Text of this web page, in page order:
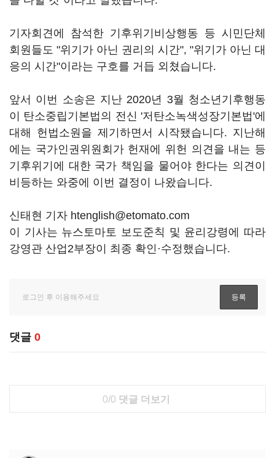
기자회견에 참석한 기후위기비상행동 등 시민단체
회원들도 "위기가 아닌 권리의 시간", "위기가 아닌 대
응의 시간"이라는 구호를 거듭 외쳤습니다.
앞서 이번 소송은 지난 2020년 3월 청소년기후행동
이 탄소중립기본법의 전신 '저탄소녹색성장기본법'에
대해 헌법소원을 제기하면서 시작됐습니다. 지난해
에는 국가인권위원회가 헌재에 위헌 의견을 내는 등
기후위기에 대한 국가 책임을 물어야 한다는 의견이
비등하는 와중에 이번 결정이 나왔습니다.
신태현 기자 htenglish@etomato.com
이 기사는 뉴스토마토 보도준칙 및 윤리강령에 따라
강영관 산업2부장이 최종 확인·수정했습니다.
댓글 0
0/0 댓글 더보기